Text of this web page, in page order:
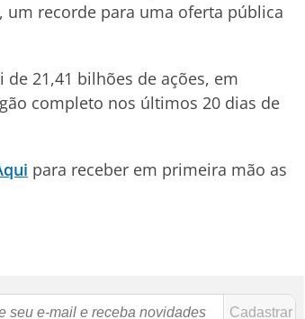
um recorde para uma oferta pública
21,41 bilhões de ações, em
completo nos últimos 20 dias de
para receber em primeira mão as